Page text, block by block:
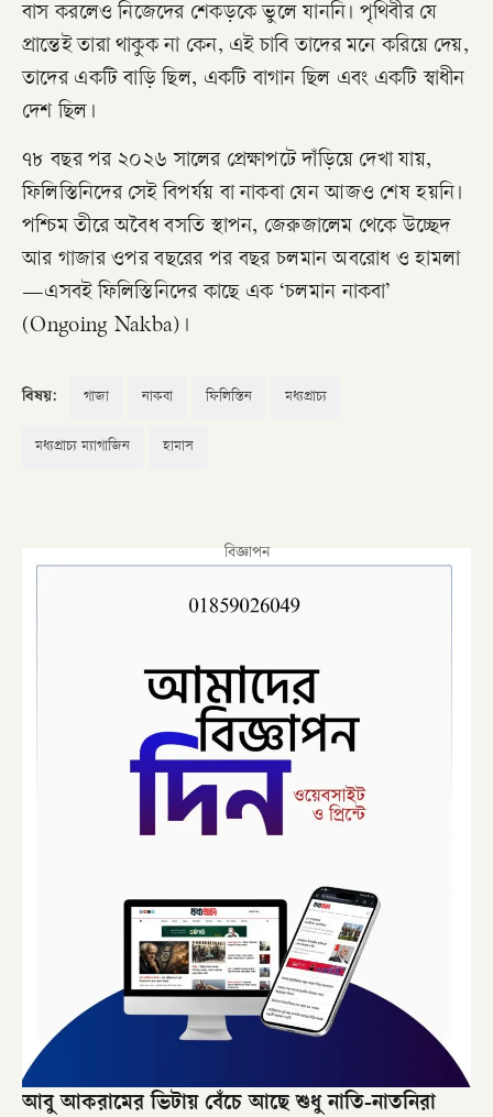
বাস করলেও নিজেদের শেকড়কে ভুলে যাননি। পৃথিবীর যে
প্রান্তেই তারা থাকুক না কেন, এই চাবি তাদের মনে করিয়ে দেয়,
তাদের একটি বাড়ি ছিল, একটি বাগান ছিল এবং একটি স্বাধীন
দেশ ছিল।
৭৮ বছর পর ২০২৬ সালের প্রেক্ষাপটে দাঁড়িয়ে দেখা যায়,
ফিলিস্তিনিদের সেই বিপর্যয় বা নাকবা যেন আজও শেষ হয়নি।
পশ্চিম তীরে অবৈধ বসতি স্থাপন, জেরুজালেম থেকে উচ্ছেদ
আর গাজার ওপর বছরের পর বছর চলমান অবরোধ ও হামলা
—এসবই ফিলিস্তিনিদের কাছে এক ‘চলমান নাকবা’
(Ongoing Nakba)।
বিষয়: গাজা নাকবা ফিলিস্তিন মধ্যপ্রাচ্য
মধ্যপ্রাচ্য ম্যাগাজিন হামাস
বিজ্ঞাপন
আবু আকরামের ভিটায় বেঁচে আছে শুধু নাতি-নাতনিরা